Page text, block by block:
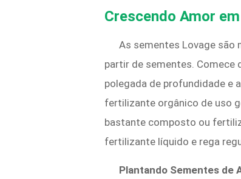
Crescendo Amor
As sementes Lovage são
partir de sementes. Comece
polegada de profundidade e
fertilizante orgânico de uso
bastante composto ou
fertilizante líquido e rega
Plantando Sementes de